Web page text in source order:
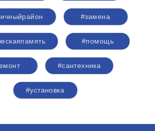
#замена
#помощь
#сантехника
#установка